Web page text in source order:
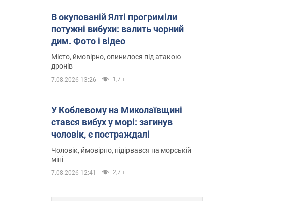
В окупованій Ялті прогриміли
потужні вибухи: валить чорний
дим. Фото і відео
Місто, ймовірно, опинилося під атакою
дронів
7.08.2026 13:26 1,7 т.
У Коблевому на Миколаївщині
стався вибух у морі: загинув
чоловік, є постраждалі
Чоловік, ймовірно, підірвався на морській
міні
7.08.2026 12:41 2,7 т.